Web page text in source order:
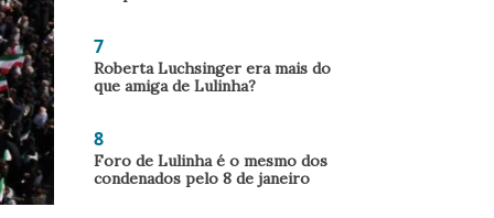
7
Roberta Luchsinger era mais do
que amiga de Lulinha?
8
Foro de Lulinha é o mesmo dos
condenados pelo 8 de janeiro